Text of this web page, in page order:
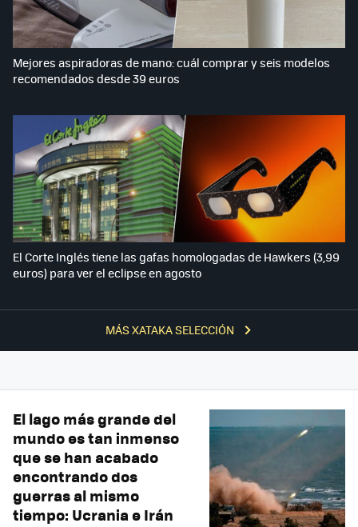
MÁS XATAKA SELECCIÓN
Mejores aspiradoras de mano: cuál comprar y seis modelos
recomendados desde 39 euros
El Corte Inglés tiene las gafas homologadas de Hawkers (3,99
euros) para ver el eclipse en agosto
El lago más grande del
mundo es tan inmenso
que se han acabado
encontrando dos
guerras al mismo
tiempo: Ucrania e Irán